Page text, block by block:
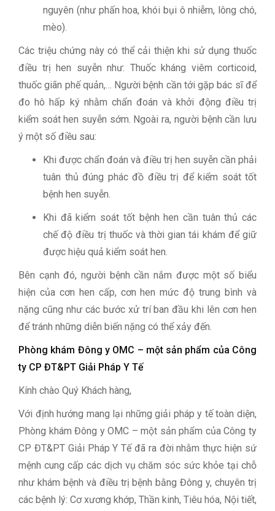
nguyên (như phấn hoa, khói bụi ô nhiễm, lông chó,
mèo).
Các triệu chứng này có thể cải thiện khi sử dụng thuốc
điều trị hen suyễn như: Thuốc kháng viêm corticoid,
thuốc giãn phế quản,… Người bệnh cần tới gặp bác sĩ để
đo hô hấp ký nhằm chẩn đoán và khởi động điều trị
kiểm soát hen suyễn sớm. Ngoài ra, người bệnh cần lưu
ý một số điều sau:
Khi được chẩn đoán và điều trị hen suyễn cần phải
tuân thủ đúng phác đồ điều trị để kiểm soát tốt
bệnh hen suyễn.
Khi đã kiểm soát tốt bệnh hen cần tuân thủ các
chế độ điều trị thuốc và thời gian tái khám để giữ
được hiệu quả kiểm soát hen.
Bên cạnh đó, người bệnh cần nắm được một số biểu
hiện của cơn hen cấp, cơn hen mức độ trung bình và
nặng cũng như các bước xử trí ban đầu khi lên cơn hen
để tránh những diễn biến nặng có thể xảy đến.
Phòng khám Đông y OMC – một sản phẩm của Công
ty CP ĐT&PT Giải Pháp Y Tế
Kính chào Quý Khách hàng,
Với định hướng mang lại những giải pháp y tế toàn diện,
Phòng khám Đông y OMC – một sản phẩm của Công ty
CP ĐT&PT Giải Pháp Y Tế đã ra đời nhằm thực hiện sứ
mệnh cung cấp các dịch vụ chăm sóc sức khỏe tại chỗ
như khám bệnh và điều trị bệnh bằng Đông y, chuyên trị
các bệnh lý: Cơ xương khớp, Thần kinh, Tiêu hóa, Nội tiết,